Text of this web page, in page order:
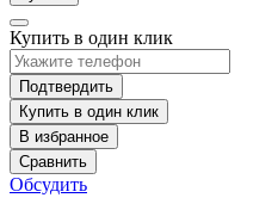
Купить в один клик
Подтвердить
Купить в один клик
В избранное
Сравнить
Обсудить